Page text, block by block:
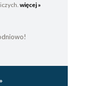
więcej »